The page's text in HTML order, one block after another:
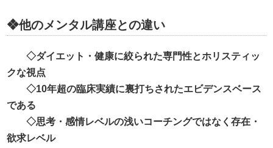
❖他のメンタル講座との違い
◇ダイエット・健康に絞られた専門性とホリスティッ
クな視点
◇10年超の臨床実績に裏打ちされたエビデンスベース
である
◇思考・感情レベルの浅いコーチングではなく存在・
欲求レベル